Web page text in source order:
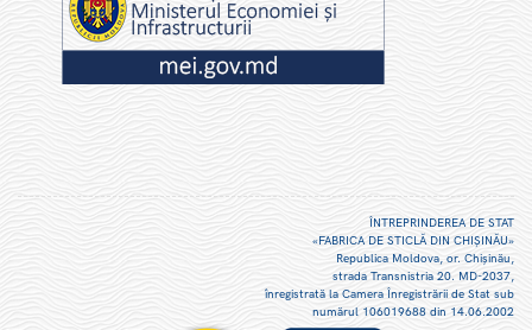
ÎNTREPRINDEREA DE STAT
«FABRICA DE STICLĂ DIN CHIŞINĂU»
Republica Moldova, or. Chişinău,
strada Transnistria 20. MD-2037,
înregistrată la Camera Înregistrării de Stat sub
numărul 106019688 din 14.06.2002